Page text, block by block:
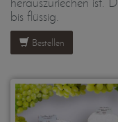
bis flüssig.
Bestellen